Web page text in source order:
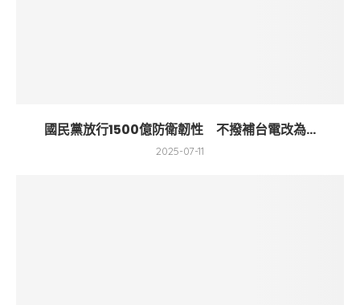
國民黨放行1500億防衛韌性 不撥補台電改為...
2025-07-11